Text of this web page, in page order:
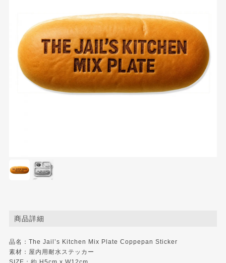
商品詳細
品名：The Jail’s Kitchen Mix Plate Coppepan Sticker
素材：屋内用耐水ステッカー